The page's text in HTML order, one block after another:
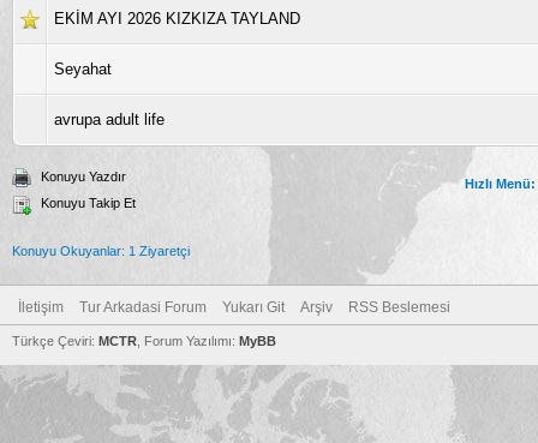
EKİM AYI 2026 KIZKIZA TAYLAND
Seyahat
avrupa adult life
Konuyu Yazdır
Konuyu Takip Et
Hızlı Menü:
Konuyu Okuyanlar: 1 Ziyaretçi
İletişim Tur Arkadasi Forum Yukarı Git Arşiv RSS Beslemesi
Türkçe Çeviri: MCTR , Forum Yazılımı: MyBB